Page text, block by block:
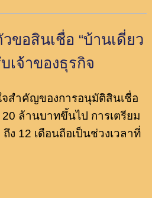
ขอสินเชื่อ “บ้านเดี่ยว
เจ้าของธุรกิจ
จสำคัญของการอนุมัติสินเชื่อ
ล้านบาทขึ้นไป การเตรียม
ง 12 เดือนถือเป็นช่วงเวลาที่